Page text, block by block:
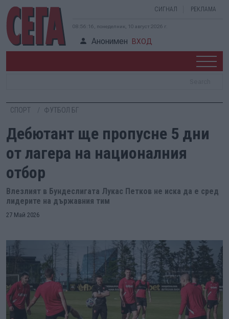
СИГНАЛ РЕКЛАМА
08:56:17, понеделник, 10 август 2026 г.
Анонимен ВХОД
СПОРТ ФУТБОЛ БГ
Дебютант ще пропусне 5 дни
от лагера на националния
отбор
Влезлият в Бундеслигата Лукас Петков не иска да е сред
лидерите на държавния тим
27 Май 2026